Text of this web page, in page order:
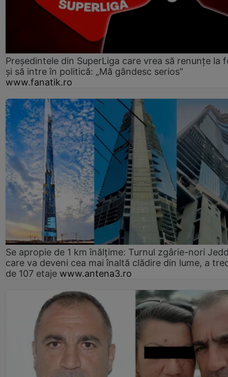
Președintele din SuperLiga care vrea să renunțe la
și să intre în politică: „Mă gândesc serios”
www.fanatik.ro
Se apropie de 1 km înălțime: Turnul zgârie-nori
care va deveni cea mai înaltă clădire din lume, a
de 107 etaje www.antena3.ro